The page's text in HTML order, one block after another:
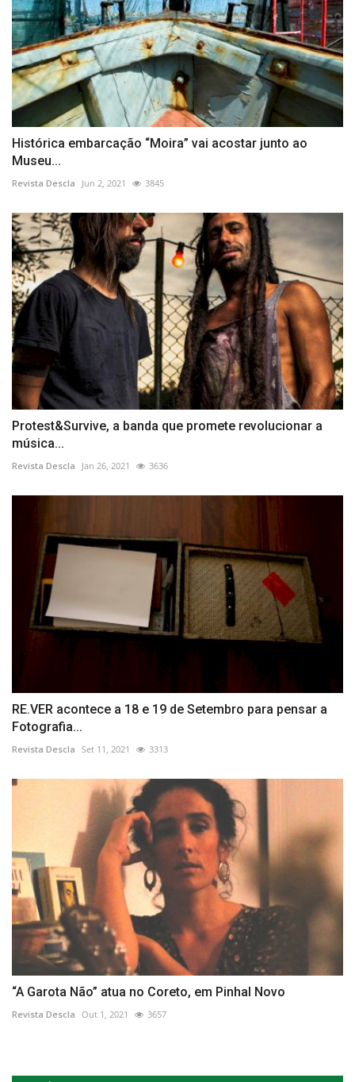
Histórica embarcação “Moira” vai acostar junto ao
Museu...
Revista Descla Jun 2, 2021 3845
Protest&Survive, a banda que promete revolucionar a
música...
Revista Descla Jan 26, 2021 3636
RE.VER acontece a 18 e 19 de Setembro para pensar a
Fotografia...
Revista Descla Set 11, 2021 3313
“A Garota Não” atua no Coreto, em Pinhal Novo
Revista Descla Out 1, 2021 3657